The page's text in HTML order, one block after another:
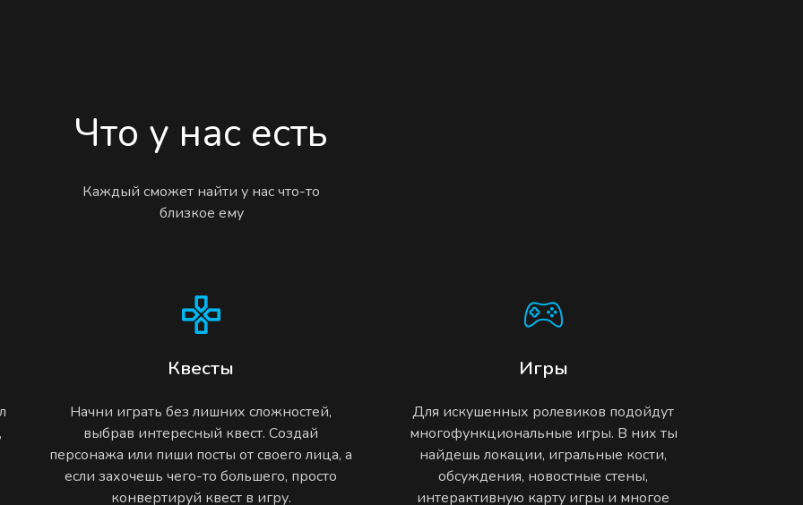
Что у нас есть
Каждый сможет найти у нас что-то
близкое ему
Квесты
Начни играть без лишних сложностей,
выбрав интересный квест. Создай
персонажа или пиши посты от своего лица, а
если захочешь чего-то большего, просто
конвертируй квест в игру.
Игры
Для искушенных ролевиков подойдут
многофункциональные игры. В них ты
найдешь локации, игральные кости,
обсуждения, новостные стены,
интерактивную карту игры и многое